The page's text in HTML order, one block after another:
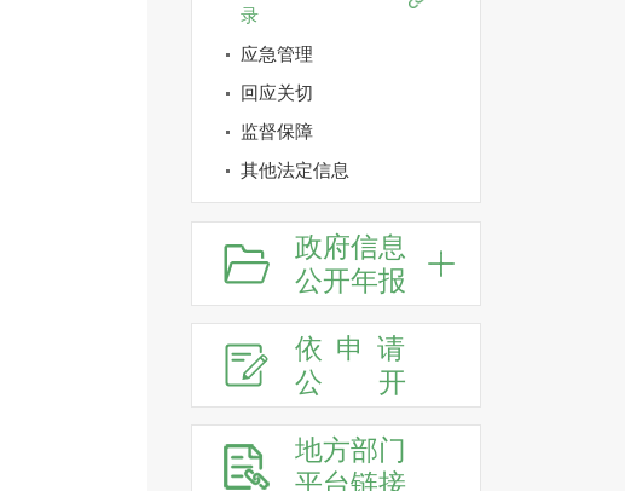
录
应急管理
回应关切
监督保障
其他法定信息
政府信息
公开年报
依申请
公
开
地方部门
平台链接